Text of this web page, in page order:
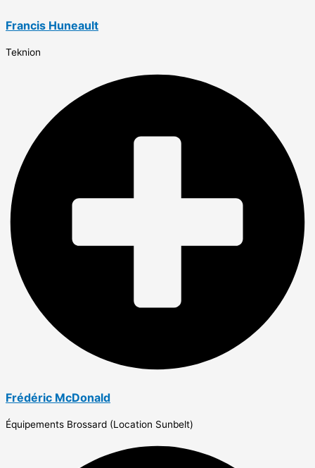
Francis Huneault
Teknion
Frédéric McDonald
Équipements Brossard (Location Sunbelt)